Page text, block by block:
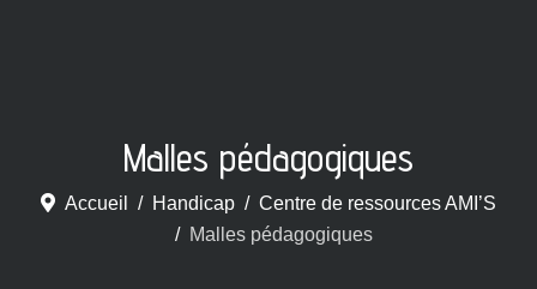
Malles pédagogiques
Accueil Handicap
Centre de ressources AMI’S
Malles pédagogiques